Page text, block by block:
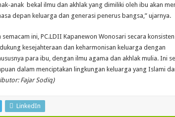
anak bekal ilmu dan akhlak yang dimiliki oleh ibu akan
depan keluarga dan generasi penerus bangsa,” ujarnya.
ini, PC.LDII Kapanewon Wonosari secara konsisten
kesejahteraan dan keharmonisan keluarga dengan
para ibu, dengan ilmu agama dan akhlak mulia. Ini
dalam menciptakan lingkungan keluarga yang Islami
Fajar Sodiq)
LinkedIn